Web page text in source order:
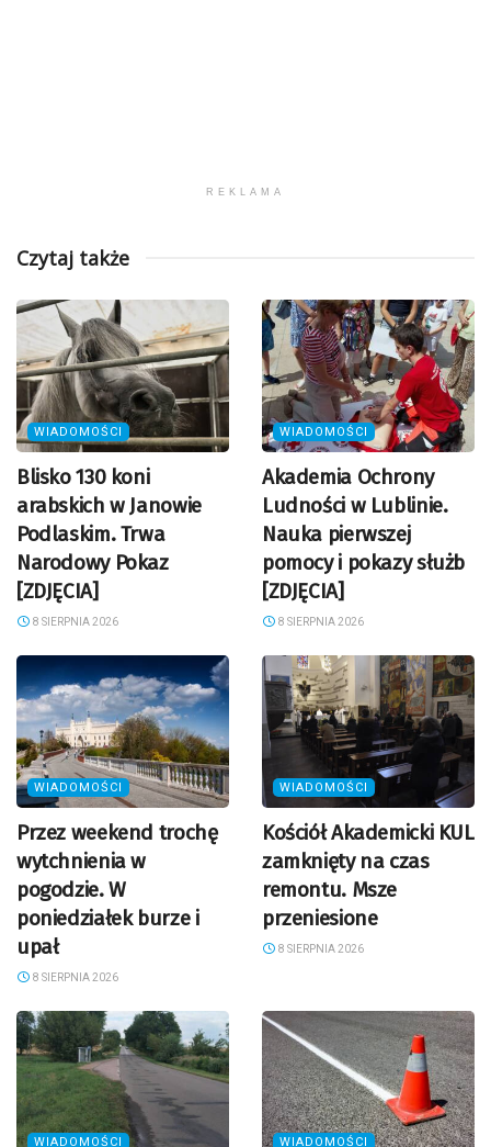
REKLAMA
Czytaj także
WIADOMOŚCI
Blisko 130 koni
arabskich w Janowie
Podlaskim. Trwa
Narodowy Pokaz
[ZDJĘCIA]
8 SIERPNIA 2026
WIADOMOŚCI
Akademia Ochrony
Ludności w Lublinie.
Nauka pierwszej
pomocy i pokazy służb
[ZDJĘCIA]
8 SIERPNIA 2026
WIADOMOŚCI
Przez weekend trochę
wytchnienia w
pogodzie. W
poniedziałek burze i
upał
8 SIERPNIA 2026
WIADOMOŚCI
Kościół Akademicki KUL
zamknięty na czas
remontu. Msze
przeniesione
8 SIERPNIA 2026
WIADOMOŚCI WIADOMOŚCI